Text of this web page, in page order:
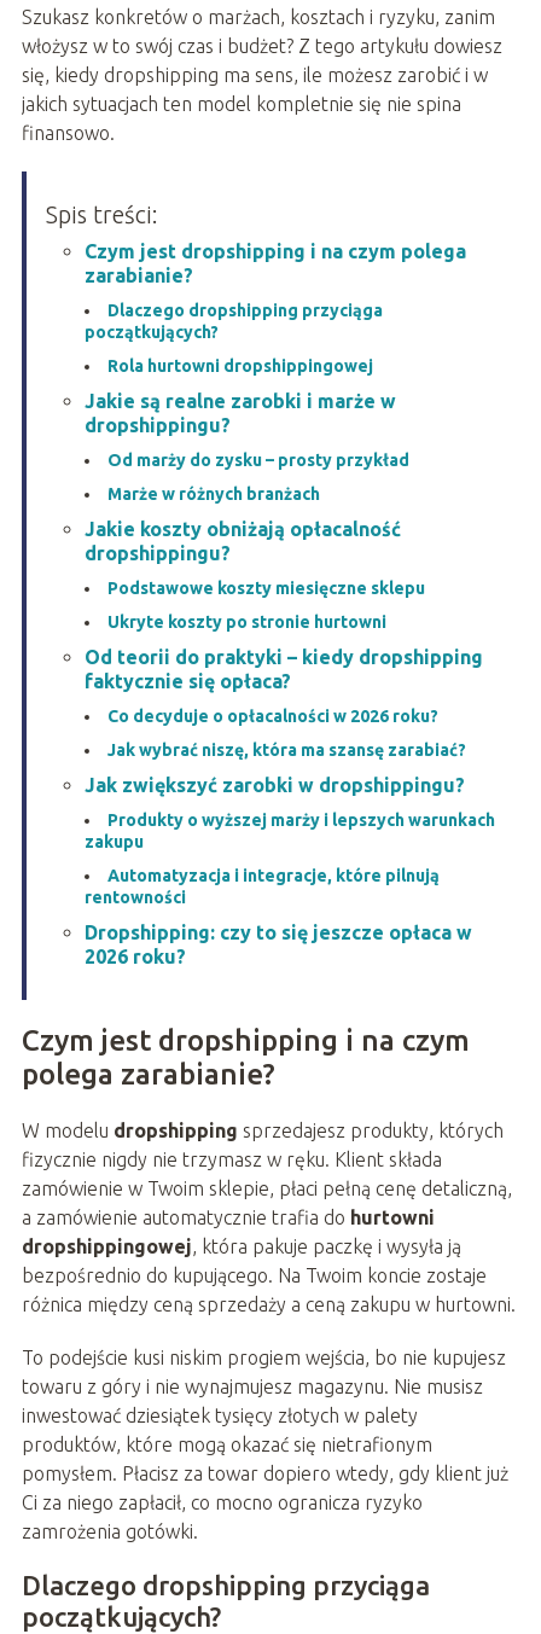
Szukasz konkretów o marżach, kosztach i ryzyku, zanim
włożysz w to swój czas i budżet? Z tego artykułu dowiesz
się, kiedy dropshipping ma sens, ile możesz zarobić i w
jakich sytuacjach ten model kompletnie się nie spina
finansowo.
Spis treści:
Czym jest dropshipping i na czym polega
zarabianie?
Dlaczego dropshipping przyciąga
początkujących?
Rola hurtowni dropshippingowej
Jakie są realne zarobki i marże w
dropshippingu?
Od marży do zysku – prosty przykład
Marże w różnych branżach
Jakie koszty obniżają opłacalność
dropshippingu?
Podstawowe koszty miesięczne sklepu
Ukryte koszty po stronie hurtowni
Od teorii do praktyki – kiedy dropshipping
faktycznie się opłaca?
Co decyduje o opłacalności w 2026 roku?
Jak wybrać niszę, która ma szansę zarabiać?
Jak zwiększyć zarobki w dropshippingu?
Produkty o wyższej marży i lepszych warunkach
zakupu
Automatyzacja i integracje, które pilnują
rentowności
Dropshipping: czy to się jeszcze opłaca w
2026 roku?
Czym jest dropshipping i na czym
polega zarabianie?
W modelu dropshipping sprzedajesz produkty, których
fizycznie nigdy nie trzymasz w ręku. Klient składa
zamówienie w Twoim sklepie, płaci pełną cenę detaliczną,
a zamówienie automatycznie trafia do hurtowni
dropshippingowej, która pakuje paczkę i wysyła ją
bezpośrednio do kupującego. Na Twoim koncie zostaje
różnica między ceną sprzedaży a ceną zakupu w hurtowni.
To podejście kusi niskim progiem wejścia, bo nie kupujesz
towaru z góry i nie wynajmujesz magazynu. Nie musisz
inwestować dziesiątek tysięcy złotych w palety
produktów, które mogą okazać się nietrafionym
pomysłem. Płacisz za towar dopiero wtedy, gdy klient już
Ci za niego zapłacił, co mocno ogranicza ryzyko
zamrożenia gotówki.
Dlaczego dropshipping przyciąga
początkujących?